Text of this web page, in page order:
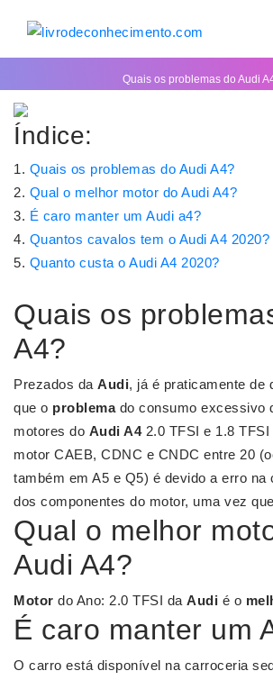
Quais os problemas do Audi
Índice:
Quais os problemas do Audi A4?
Qual o melhor motor do Audi A4?
É caro manter um Audi a4?
Quantos cavalos tem o Audi A4 2020?
Quanto custa o Audi A4 2020?
Quais os
A4?
Prezados da Audi, já é praticamente de
que o problemado consumo excessivo
motores do Audi A42.0 TFSI e 1.8 TFSI
motor CAEB, CDNC e CNDC entre 20
também em A5 e Q5) é devido a erro na
dos componentes do motor, uma vez
Qual o melhor
Audi A4?
Motor do Ano: 2.0 TFSI da Audi é o
É caro manter um
O carro está disponível na carroceria